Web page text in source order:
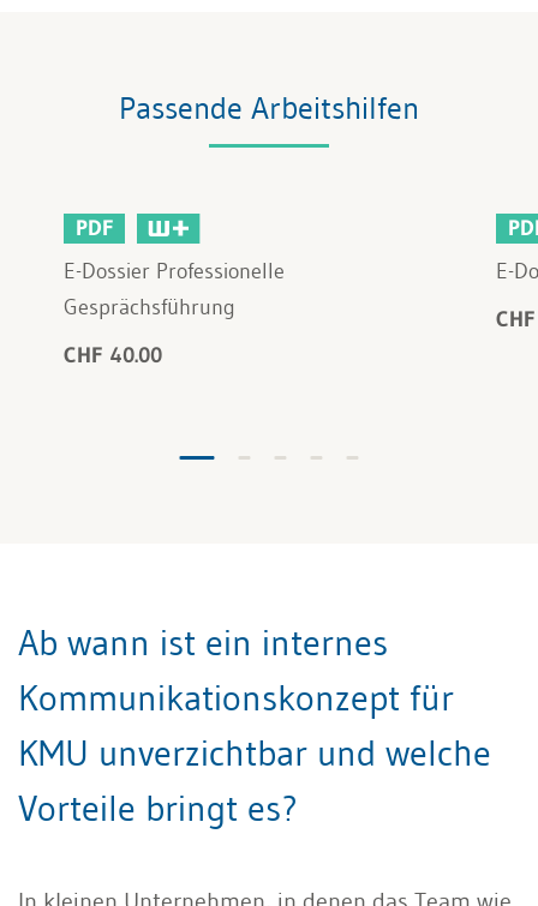
Passende Arbeitshilfen
PDF
E-Dossier Professionelle
Gesprächsführung
CHF 40.00
E-
Ab wann ist ein internes
Kommunikationskonzept für
KMU unverzichtbar und welche
Vorteile bringt es?